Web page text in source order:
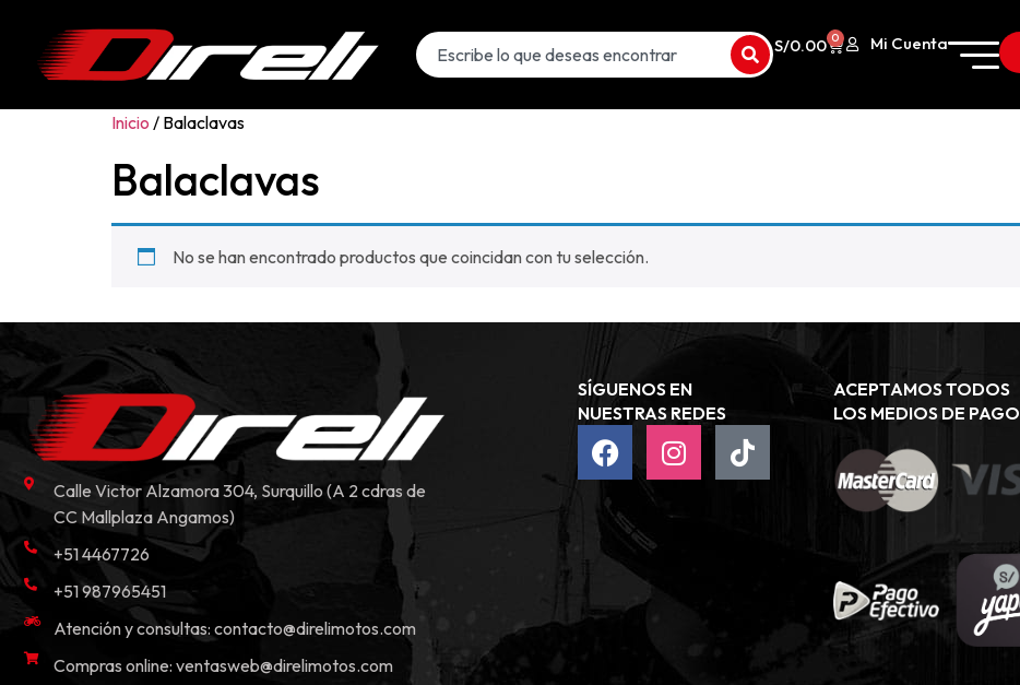
S/0.00 0 Mi Cuenta
Inicio / Balaclavas
Balaclavas
No se han encontrado productos que coincidan con tu selección.
Calle Victor Alzamora 304, Surquillo (A 2 cdras de
CC Mallplaza Angamos)
+51 4467726
+51 987965451
Atención y consultas: contacto@direlimotos.com
Compras online: ventasweb@direlimotos.com
SÍGUENOS EN
NUESTRAS REDES
ACEPTAMOS TODOS
LOS MEDIOS DE PAGO